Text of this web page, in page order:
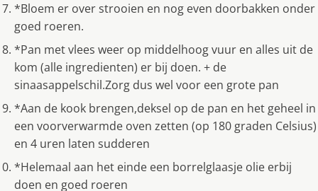
*Bloem er over strooien en nog even doorbakken onder
goed roeren.
*Pan met vlees weer op middelhoog vuur en alles uit de
kom (alle ingredienten) er bij doen. + de
sinaasappelschil.Zorg dus wel voor een grote pan
*Aan de kook brengen,deksel op de pan en het geheel in
een voorverwarmde oven zetten (op 180 graden Celsius)
en 4 uren laten sudderen
*Helemaal aan het einde een borrelglaasje olie erbij
doen en goed roeren